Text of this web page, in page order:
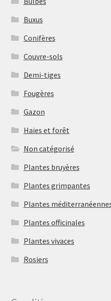
Buxus
Conifères
Couvre-sols
Demi-tiges
Fougères
Gazon
Haies et forêt
Non catégorisé
Plantes bruyères
Plantes grimpantes
Plantes
Plantes officinales
Plantes vivaces
Rosiers